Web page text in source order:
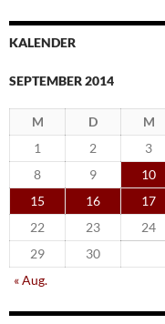
KALENDER
SEPTEMBER 2014
M D M
1
2 3
8
9 10
15
16 17
22
23 24
29
30
« Aug.